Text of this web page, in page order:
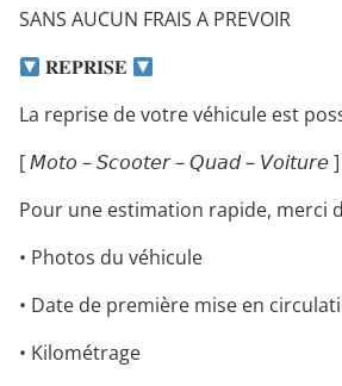
SANS AUCUN FRAIS A PREVOIR
𝐑𝐄𝐏𝐑𝐈𝐒𝐄
La reprise de votre véhicule est
[ 𝘔𝘰𝘵𝘰 – 𝘚𝘤𝘰𝘰𝘵𝘦𝘳 – 𝘘𝘶𝘢𝘥 – 𝘝𝘰𝘪𝘵𝘶𝘳𝘦 ]
Pour une estimation rapide, merci
• Photos du véhicule
• Date de première mise en
• Kilométrage